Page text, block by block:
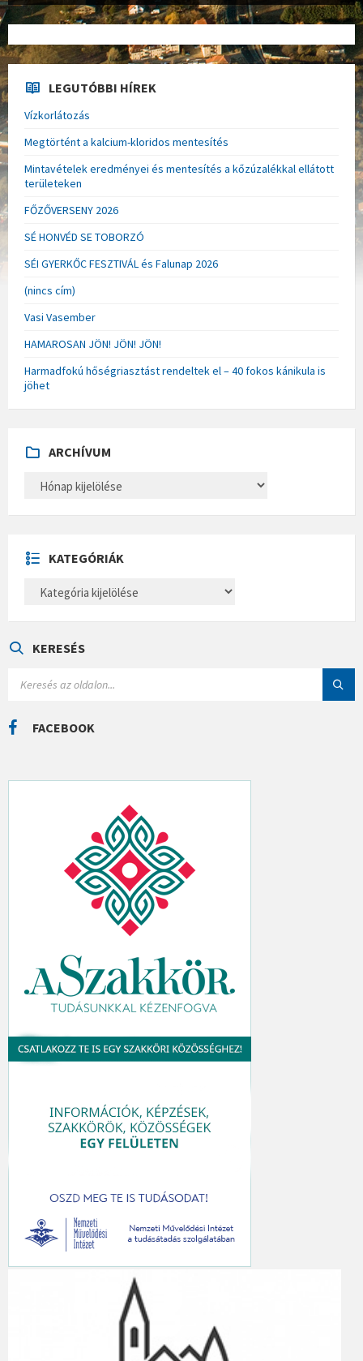
LEGUTÓBBI HÍREK
Vízkorlátozás
Megtörtént a kalcium-kloridos mentesítés
Mintavételek eredményei és mentesítés a kőzúzalékkal ellátott
területeken
FŐZŐVERSENY 2026
SÉ HONVÉD SE TOBORZÓ
SÉI GYERKŐC FESZTIVÁL és Falunap 2026
(nincs cím)
Vasi Vasember
HAMAROSAN JÖN! JÖN! JÖN!
Harmadfokú hőségriasztást rendeltek el – 40 fokos kánikula is
jöhet
ARCHÍVUM
H
U
M
KATEGÓRIÁK
E
Á
KERESÉS
C
H
FACEBOOK